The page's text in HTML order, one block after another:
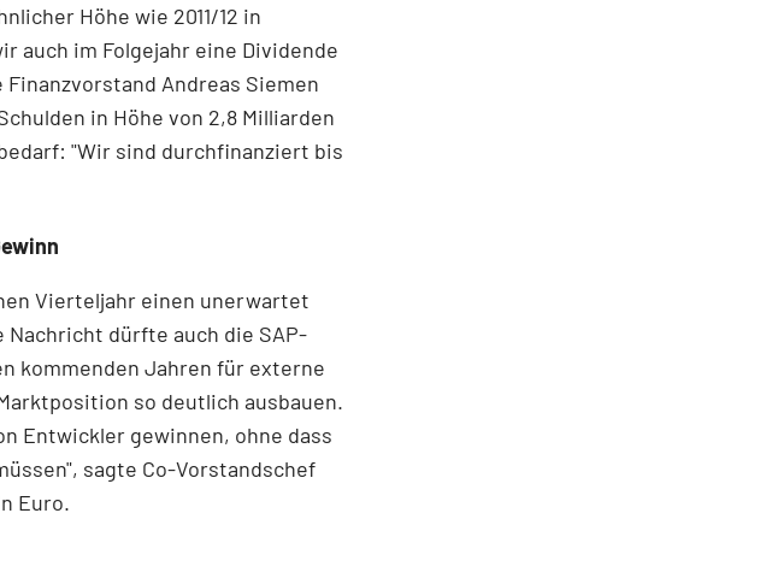
Höhe wie 2011/12 in
auch im Folgejahr eine Dividende
Andreas Siemen
in Höhe von 2,8 Milliarden
"Wir sind durchfinanziert bis
Vierteljahr einen unerwartet
Nachricht dürfte auch die SAP-
kommenden Jahren für externe
so deutlich ausbauen.
Entwickler gewinnen, ohne dass
sagte Co-Vorstandschef
Euro.